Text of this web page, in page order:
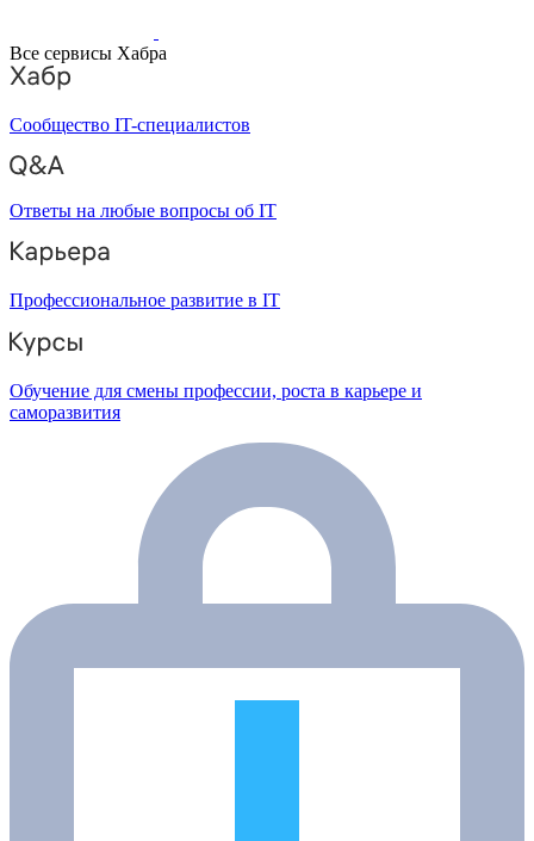
Все сервисы Хабра
Сообщество IT-специалистов
Ответы на любые вопросы об IT
Профессиональное развитие в IT
Обучение для смены профессии, роста в карьере и
саморазвития